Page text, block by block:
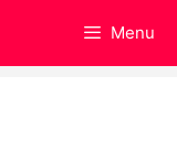
Menu